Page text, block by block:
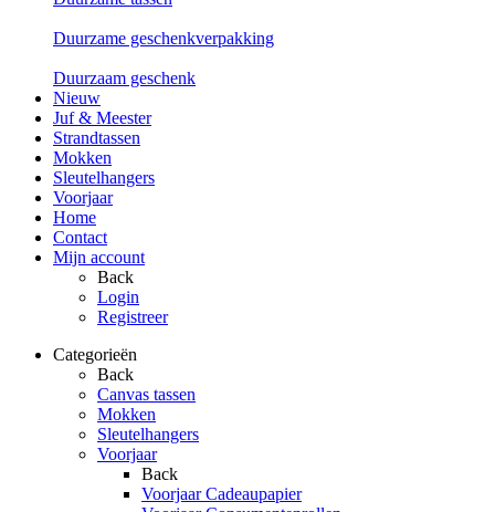
Duurzame geschenkverpakking
Duurzaam geschenk
Nieuw
Juf & Meester
Strandtassen
Mokken
Sleutelhangers
Voorjaar
Home
Contact
Mijn account
Back
Login
Registreer
Categorieën
Back
Canvas tassen
Mokken
Sleutelhangers
Voorjaar
Back
Voorjaar Cadeaupapier